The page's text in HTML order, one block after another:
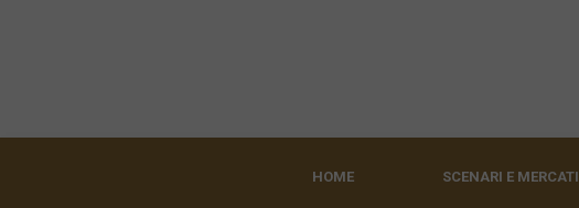
HOME SCENARI E MERCATI